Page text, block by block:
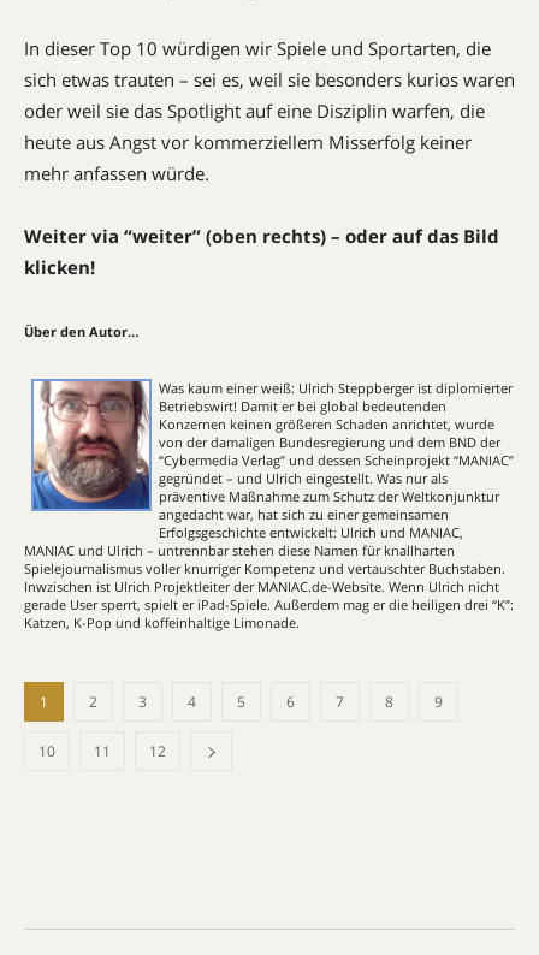
In dieser Top 10 würdigen wir Spiele und Sportarten, die
sich etwas trauten – sei es, weil sie besonders kurios waren
oder weil sie das Spotlight auf eine Disziplin warfen, die
heute aus Angst vor kommerziellem Misserfolg keiner
mehr anfassen würde.
Weiter via “weiter” (oben rechts) – oder auf das Bild
klicken!
Über den Autor…
Was kaum einer weiß: Ulrich Steppberger ist diplomierter
Betriebswirt! Damit er bei global bedeutenden
Konzernen keinen größeren Schaden anrichtet, wurde
von der damaligen Bundesregierung und dem BND der
“Cybermedia Verlag” und dessen Scheinprojekt “MANIAC”
gegründet – und Ulrich eingestellt. Was nur als
präventive Maßnahme zum Schutz der Weltkonjunktur
angedacht war, hat sich zu einer gemeinsamen
Erfolgsgeschichte entwickelt: Ulrich und MANIAC,
MANIAC und Ulrich – untrennbar stehen diese Namen für knallharten
Spielejournalismus voller knurriger Kompetenz und vertauschter Buchstaben.
Inwzischen ist Ulrich Projektleiter der MANIAC.de-Website. Wenn Ulrich nicht
gerade User sperrt, spielt er iPad-Spiele. Außerdem mag er die heiligen drei “K”:
Katzen, K-Pop und koffeinhaltige Limonade.
1 2 3 4 5 6 7 8 9
10 11 12